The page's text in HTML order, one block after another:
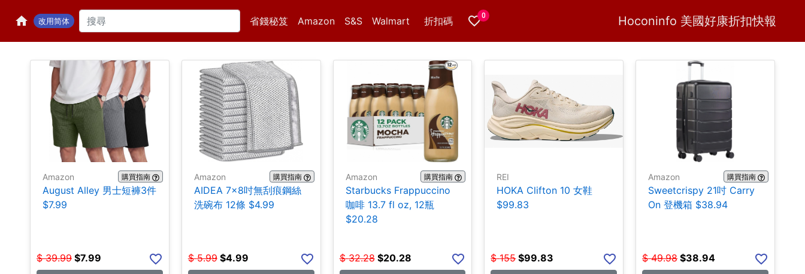
改用简体 省錢秘笈 Amazon S&S Walmart 折扣碼 0 Hoconinfo 美國好康折扣快報
H Home
Amazon 購買指南
August Alley 男士短褲3件
$7.99
$ 39.99 $7.99
Amazon 購買指南
AIDEA 7×8吋無刮痕鋼絲
洗碗布 12條 $4.99
$ 5.99 $4.99
Amazon 購買指南
Starbucks Frappuccino
咖啡 13.7 fl oz, 12瓶
$20.28
$ 32.28 $20.28
REI
HOKA Clifton 10 女鞋
$99.83
$ 155 $99.83
Amazon 購買指南
Sweetcrispy 21吋 Carry
On 登機箱 $38.94
$ 49.98 $38.94